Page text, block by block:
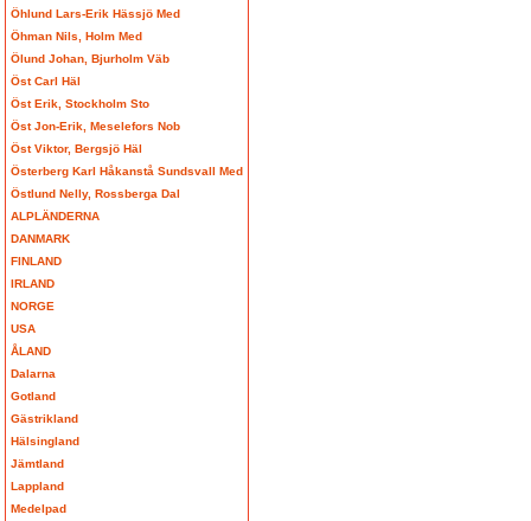
Öhlund Lars-Erik Hässjö Med
Öhman Nils, Holm Med
Ölund Johan, Bjurholm Väb
Öst Carl Häl
Öst Erik, Stockholm Sto
Öst Jon-Erik, Meselefors Nob
Öst Viktor, Bergsjö Häl
Österberg Karl Håkanstå Sundsvall Med
Östlund Nelly, Rossberga Dal
ALPLÄNDERNA
DANMARK
FINLAND
IRLAND
NORGE
USA
ÅLAND
Dalarna
Gotland
Gästrikland
Hälsingland
Jämtland
Lappland
Medelpad